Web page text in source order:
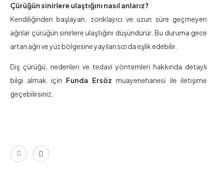
Çürüğün sinirlere ulaştığını nasıl anlarız?
Kendiliğinden başlayan, zonklayıcı ve uzun süre geçmeyen
ağrılar çürüğün sinirlere ulaştığını düşündürür. Bu duruma gece
artan ağrı ve yüz bölgesine yayılan sızı da eşlik edebilir.
Diş çürüğü, nedenleri ve tedavi yöntemleri hakkında detaylı
bilgi almak için Funda Ersöz muayenehanesi ile iletişime
geçebilirsiniz.